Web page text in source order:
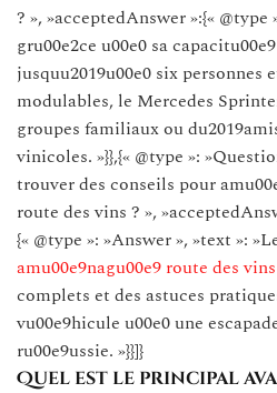
? », »acceptedAnswer »:{«
gru00e2ce u00e0 sa
jusquu2019u00e0 six personnes
modulables, le Mercedes
groupes familiaux ou
vinicoles. »}},{« @type »:
trouver des conseils pour
route des vins ? »,
{« @type »: »Answer », »text »:
amu00e9nagu00e9 route des vins
complets et des astuces
vu00e9hicule u00e0 une
ru00e9ussie. »}}]}
Quel est le principal